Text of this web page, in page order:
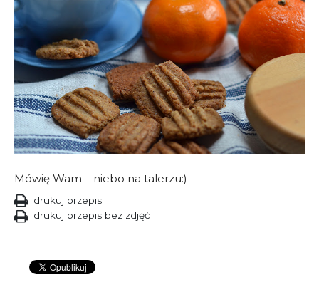
Mówię Wam – niebo na talerzu:)
drukuj przepis
drukuj przepis bez zdjęć